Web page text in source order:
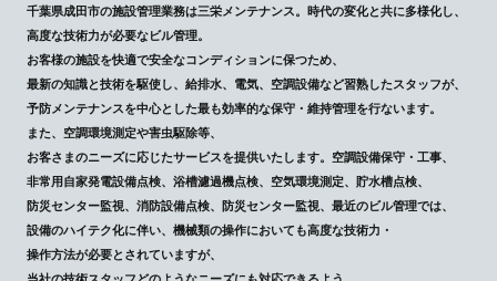
千葉県成田市の施設管理業務は三栄メンテナンス。時代の変化と共に多様化し、
高度な技術力が必要なビル管理。
お客様の施設を快適で安全なコンディションに保つため、
最新の知識と技術を駆使し、給排水、電気、空調設備など習熟したスタッフが、
予防メンテナンスを中心とした最も効率的な保守・維持管理を行ないます。
また、空調環境測定や害虫駆除等、
お客さまのニーズに応じたサービスを提供いたします。空調設備保守・工事、
非常用自家発電設備点検、浴槽濾過機点検、空気環境測定、貯水槽点検、
防災センター監視、消防設備点検、防災センター監視、最近のビル管理では、
設備のハイテク化に伴い、機械類の操作においても高度な技術力・
操作方法が必要とされていますが、